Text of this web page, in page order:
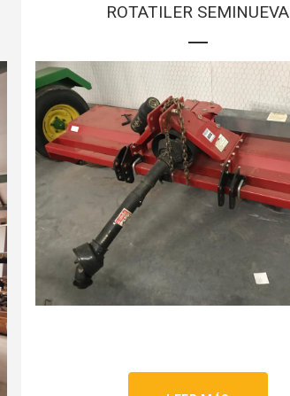
ROTATILER SEMINUEVA